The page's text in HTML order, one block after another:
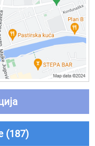
(187)